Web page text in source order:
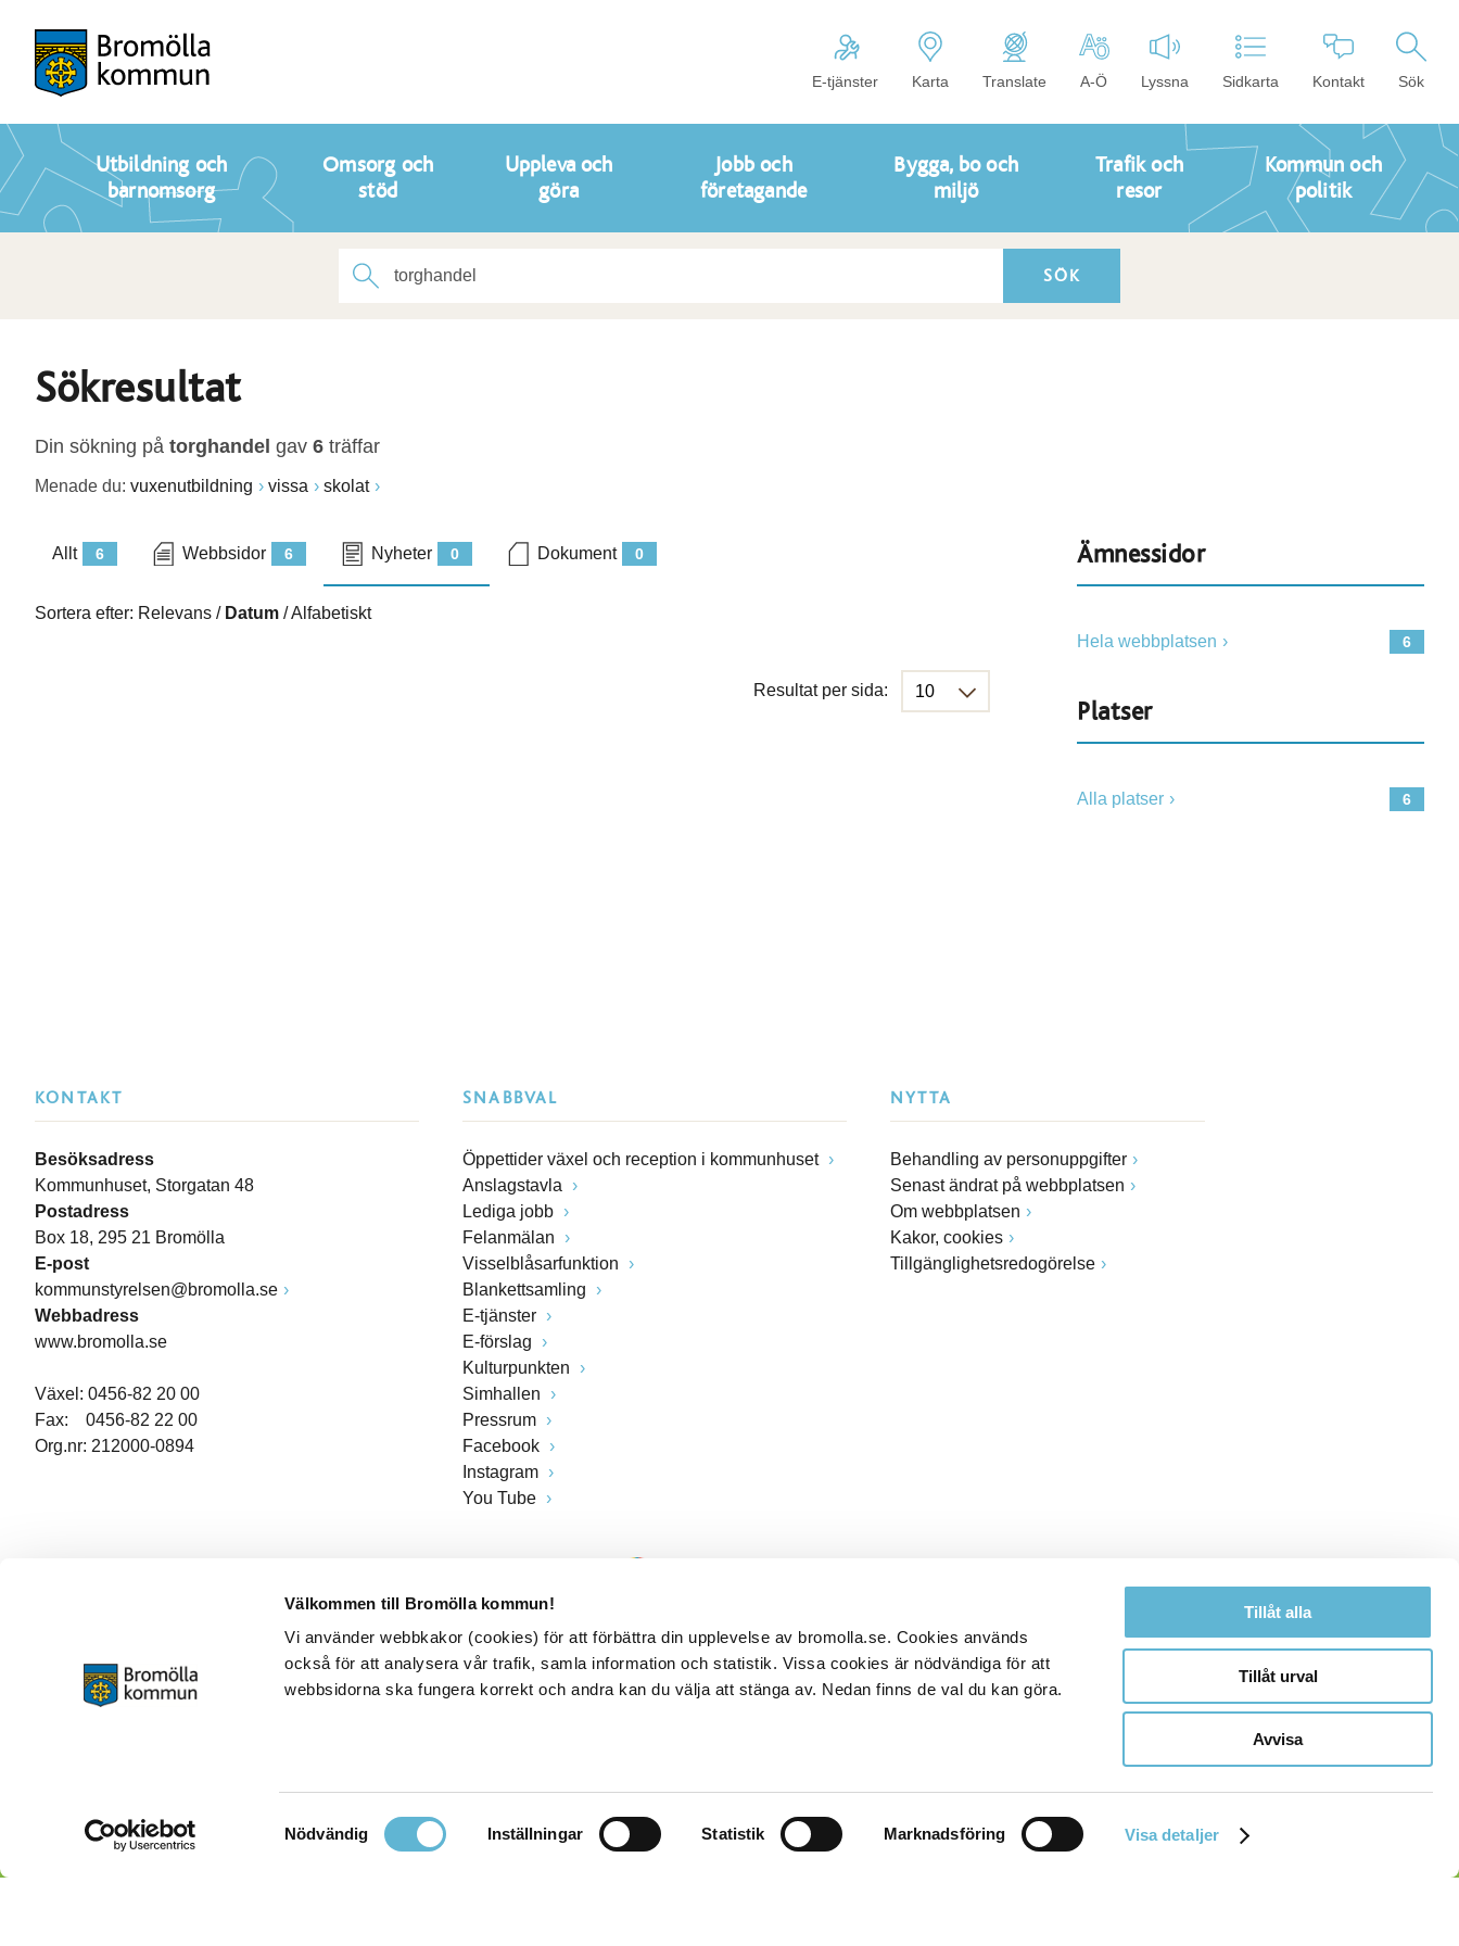
Välkommen till Bromölla kommun!
Vi använder webbkakor (cookies) för att förbättra din upplevelse av bromolla.se. Cookies används
också för att analysera vår trafik, samla information och statistik. Vissa cookies är nödvändiga för att
webbsidorna ska fungera korrekt och andra kan du välja att stänga av. Nedan finns de val du kan göra.
Samtyckesval
Nödvändig Inställningar Statistik Marknadsföring Visa detaljer
Tillåt alla
Tillåt urval
Avvisa
E-tjänster Karta Translate A-Ö Lyssna Sidkarta Kontakt Sök
Utbildning och
barnomsorg
Omsorg och
stöd
Uppleva och
göra
Jobb och
företagande
Bygga, bo och
miljö
Trafik och
resor
Kommun och
politik
Sökresultat
Din sökning på torghandel gav 6 träffar
Menade du: vuxenutbildning vissa skolat
6
Allt 6
Webbsidor 0
Nyheter 0
Dokument
Sortera efter: Relevans / Datum /Alfabetiskt
Resultat per sida:
Ämnessidor
6
Hela webbplatsen
Platser
6
Alla platser
KONTAKT
Besöksadress
Kommunhuset, Storgatan 48
Postadress
Box 18, 295 21 Bromölla
E-post
kommunstyrelsen@bromolla.se
Webbadress
www.bromolla.se
Växel: 0456-82 20 00
Fax: 0456-82 22 00
Org.nr: 212000-0894
SNABBVAL
Öppettider växel och reception i kommunhuset
Anslagstavla
Lediga jobb
Felanmälan
Visselblåsarfunktion
Blankettsamling
E-tjänster
E-förslag
Kulturpunkten
Simhallen
Pressrum
Facebook
Instagram
You Tube
NYTTA
Behandling av personuppgifter
Senast ändrat på webbplatsen
Om webbplatsen
Kakor, cookies
Tillgänglighetsredogörelse